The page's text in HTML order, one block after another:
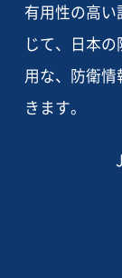
有用性の高
じて、日本
用な、防衛
きます。